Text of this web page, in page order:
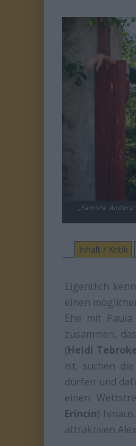
„Familie
Inhalt / Kritik
Eigentlich
einen
Ehe mit Paula
zusammen,
(Heidi
ist, suchen
dürfen und
einen
Erincin)
attraktiven